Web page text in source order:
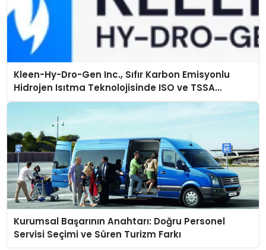
Kleen-Hy-Dro-Gen Inc., Sıfır Karbon Emisyonlu
Hidrojen Isıtma Teknolojisinde ISO ve TSSA
Düzenleyici Onaylarını Aldı
Kurumsal Başarının Anahtarı: Doğru Personel
Servisi Seçimi ve Süren Turizm Farkı